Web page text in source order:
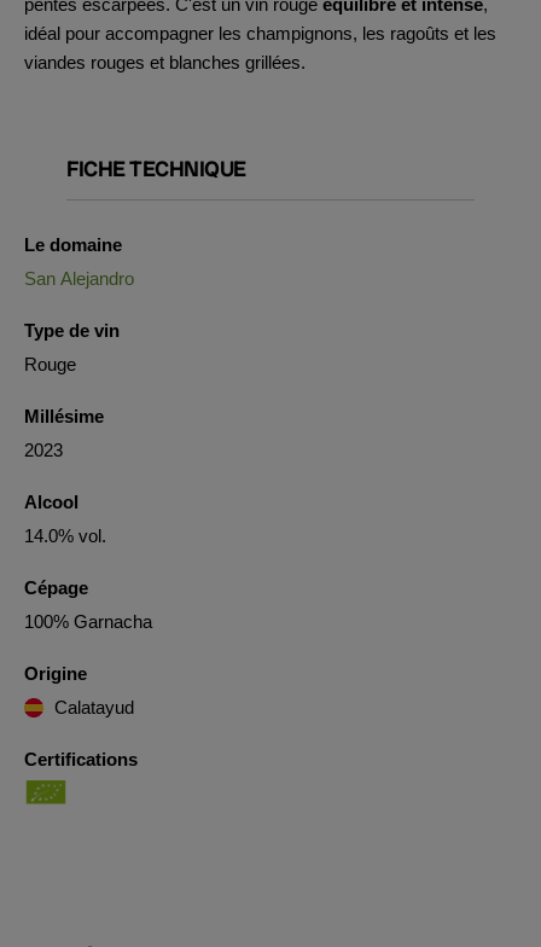
pentes escarpées. C'est un vin rouge équilibré et intense,
idéal pour accompagner les champignons, les ragoûts et les
viandes rouges et blanches grillées.
FICHE TECHNIQUE
Le domaine
San Alejandro
Type de vin
Rouge
Millésime
2023
Alcool
14.0% vol.
Cépage
100% Garnacha
Origine
Calatayud
Certifications